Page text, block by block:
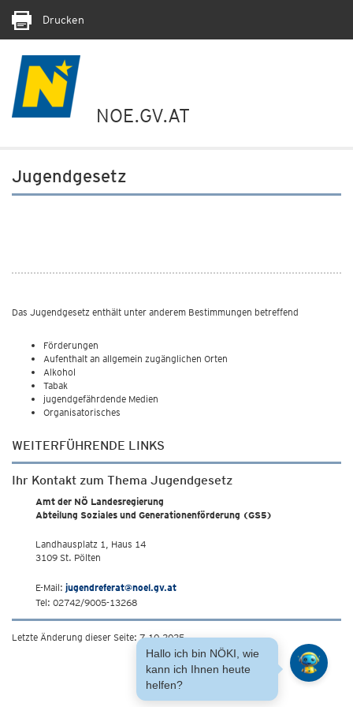
Drucken
NOE.GV.AT
Jugendgesetz
Das Jugendgesetz enthält unter anderem Bestimmungen betreffend
Förderungen
Aufenthalt an allgemein zugänglichen Orten
Alkohol
Tabak
jugendgefährdende Medien
Organisatorisches
WEITERFÜHRENDE LINKS
Ihr Kontakt zum Thema Jugendgesetz
Amt der NÖ Landesregierung
Abteilung Soziales und Generationenförderung (GS5)
Landhausplatz 1, Haus 14
3109 St. Pölten
E-Mail: jugendreferat@noel.gv.at
Tel: 02742/9005-13268
Letzte Änderung dieser Seite: 7.10.2025
Hallo ich bin NÖKI, wie
kann ich Ihnen heute
helfen?